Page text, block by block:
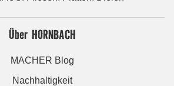
Über HORNBACH
MACHER Blog
Nachhaltigkeit